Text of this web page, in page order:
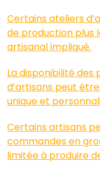
Certains ateliers
de production plus
artisanal impliqué.
La disponibilité des
d’artisans peut
unique et
Certains artisans
commandes en
limitée à produire